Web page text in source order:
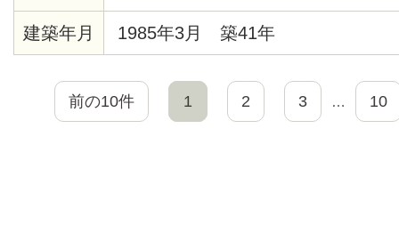
建築年月 1985年3月 築41年
前の10件 1 2 3 … 10